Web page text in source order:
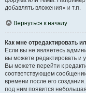
добавлять вложения» и т.п.
Вернуться к началу
Как мне отредактировать
Если вы не являетесь
вы можете редактировать и
Вы можете перейти к
соответствующем
времени после его
под ним появится